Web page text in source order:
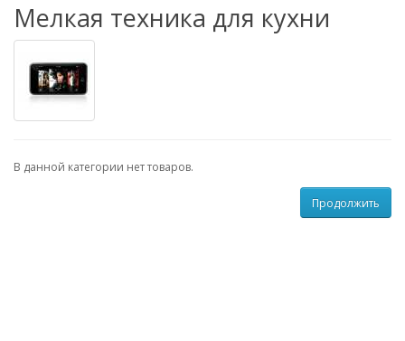
Мелкая техника для кухни
В данной категории нет товаров.
Продолжить